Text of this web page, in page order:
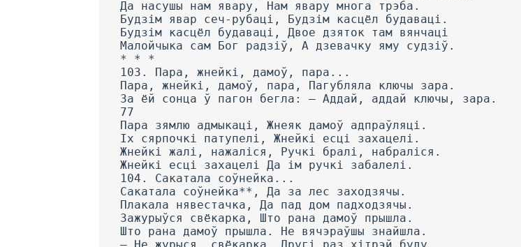
Да насушы нам явару, Нам явару многа трэба.
Будзім явар сеч-рубаці, Будзім касцёл будаваці.
Будзім касцёл будаваці, Двое дзяток там вянчаці
Малойчыка сам Бог радзіў, А дзевачку яму судзіў.
* * *
103. Пара, жнейкі, дамоў, пара...
Пара, жнейкі, дамоў, пара, Пагубляла ключы зара.
За ёй сонца ў пагон бегла: — Аддай, аддай ключы, зара.
77
Пара зямлю адмыкаці, Жнеяк дамоў адпраўляці.
Іх сярпочкі патупелі, Жнейкі есці захацелі.
Жнейкі жалі, нажаліся, Ручкі бралі, набраліся.
Жнейкі есці захацелі Да ім ручкі забалелі.
104. Сакатала соўнейка...
Сакатала соўнейка**, Да за лес заходзячы.
Плакала нявестачка, Да пад дом падходзячы.
Зажурыўся свёкарка, Што рана дамоў прышла.
Што рана дамоў прышла. He вячэраўшы знайшла.